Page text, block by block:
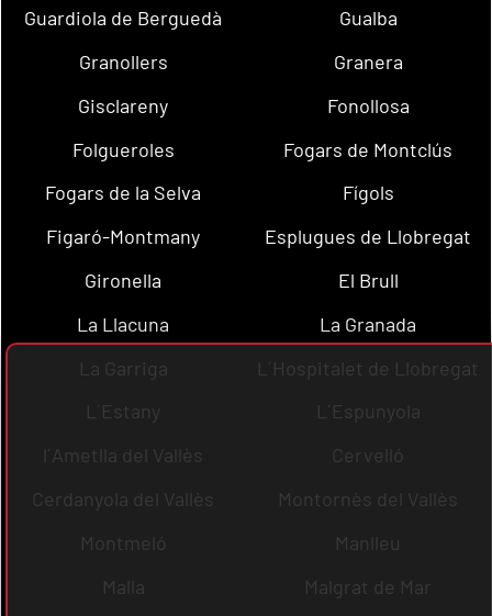
Guardiola de Berguedà
Gualba
Granollers
Granera
Gisclareny
Fonollosa
Folgueroles
Fogars de Montclús
Fogars de la Selva
Fígols
Figaró-Montmany
Esplugues de Llobregat
Gironella
El Brull
La Llacuna
La Granada
La Garriga
L´Hospitalet de Llobregat
L´Estany
L´Espunyola
l´Ametlla del Vallès
Cervelló
Cerdanyola del Vallès
Montornès del Vallès
Montmeló
Manlleu
Malla
Malgrat de Mar